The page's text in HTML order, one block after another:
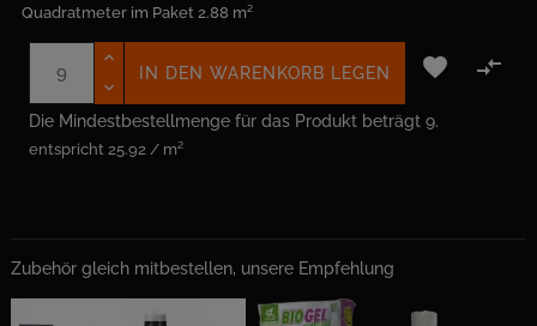
Quadratmeter im Paket 2.88 m²
entspricht 25.92 / m²
IN DEN WARENKORB LEGEN  
Die Mindestbestellmenge für das Produkt beträgt 9.
Zubehör gleich mitbestellen, unsere Empfehlung